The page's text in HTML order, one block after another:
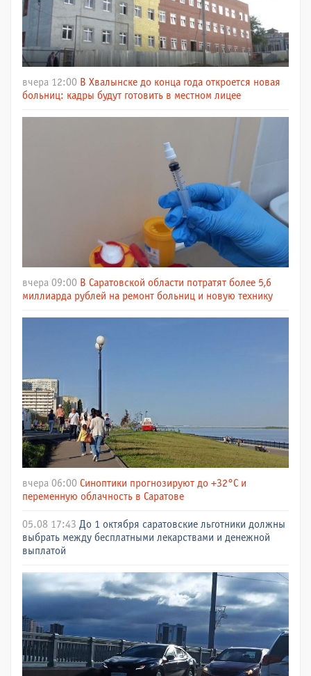
вчера 12:00 В Хвалынске до конца года откроется новая
больниц: кадры будут готовить в местном лицее
вчера 09:00 В Саратовской области потратят более 5,6
миллиарда рублей на ремонт больниц и новую технику
вчера 06:00 Синоптики прогнозируют до +32°C и
переменную облачность в Саратове
05.08 17:43 До 1 октября саратовские льготники должны
выбрать между бесплатными лекарствами и денежной
выплатой